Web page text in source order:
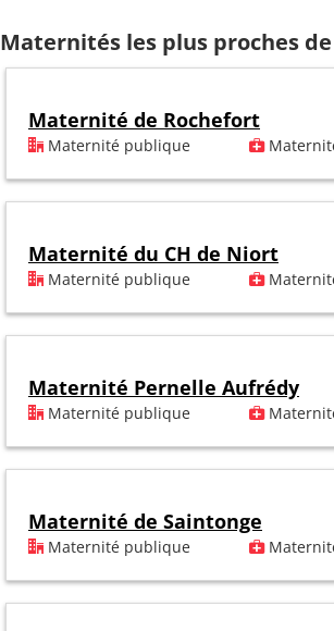
Maternités les plus proches
Maternité de Rochefort
Maternité publique
Maternité du CH de Niort
Maternité publique
Maternité Pernelle Aufrédy
Maternité publique
Maternité de Saintonge
Maternité publique